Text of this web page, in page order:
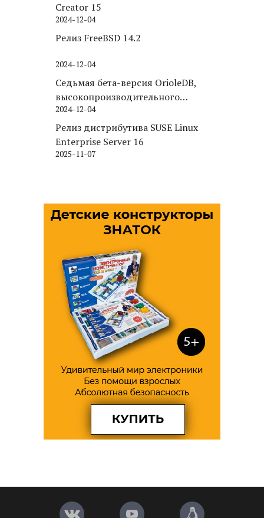
Creator 15
2024-12-04
Релиз FreeBSD 14.2
2024-12-04
Седьмая бета-версия OrioleDB,
высокопроизводительного
движка хранения для PostgreSQL
2024-12-04
Релиз дистрибутива SUSE Linux
Enterprise Server 16
2025-11-07